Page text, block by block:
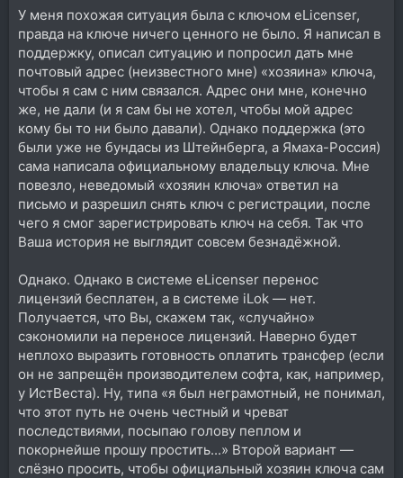
У меня похожая ситуация была с ключом eLicenser,
правда на ключе ничего ценного не было. Я написал в
поддержку, описал ситуацию и попросил дать мне
почтовый адрес (неизвестного мне) «хозяина» ключа,
чтобы я сам с ним связался. Адрес они мне, конечно
же, не дали (и я сам бы не хотел, чтобы мой адрес
кому бы то ни было давали). Однако поддержка (это
были уже не бундасы из Штейнберга, а Ямаха-Россия)
сама написала официальному владельцу ключа. Мне
повезло, неведомый «хозяин ключа» ответил на
письмо и разрешил снять ключ с регистрации, после
чего я смог зарегистрировать ключ на себя. Так что
Ваша история не выглядит совсем безнадёжной.
Однако. Однако в системе eLicenser перенос
лицензий бесплатен, а в системе iLok — нет.
Получается, что Вы, скажем так, «случайно»
сэкономили на переносе лицензий. Наверно будет
неплохо выразить готовность оплатить трансфер (если
он не запрещён производителем софта, как, например,
у ИстВеста). Ну, типа «я был неграмотный, не понимал,
что этот путь не очень честный и чреват
последствиями, посыпаю голову пеплом и
покорнейше прошу простить...» Второй вариант —
слёзно просить, чтобы официальный хозяин ключа сам